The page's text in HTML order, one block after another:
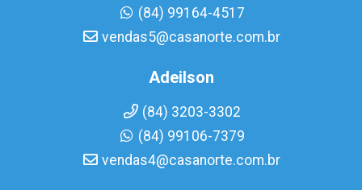
(84) 99164-4517
vendas5@casanorte.com.br
Adeilson
(84) 3203-3302
(84) 99106-7379
vendas4@casanorte.com.br